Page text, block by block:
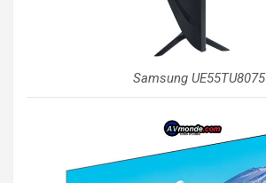
Samsung UE55TU8075